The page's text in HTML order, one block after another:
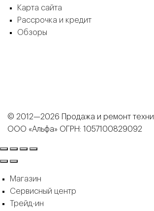
Карта сайта
Рассрочка и кредит
Обзоры
© 2012—2026 Продажа и ремонт
ООО «Альфа» ОГРН: 1057100829092
Магазин
Сервисный центр
Трейд-ин